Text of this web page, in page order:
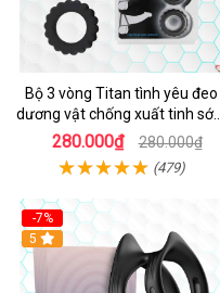
Bộ 3 vòng Titan tình yêu đeo
dương vật chống xuất tinh sớm
chất liệu silicon y tế
280.000₫ 280.000₫
(479)
-7%
5